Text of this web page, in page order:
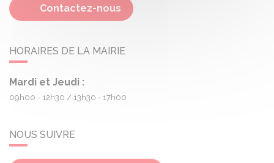
Contactez-nous
HORAIRES DE LA MAIRIE
Mardi et Jeudi :
09h00 - 12h30 13h30 - 17h00
NOUS SUIVRE